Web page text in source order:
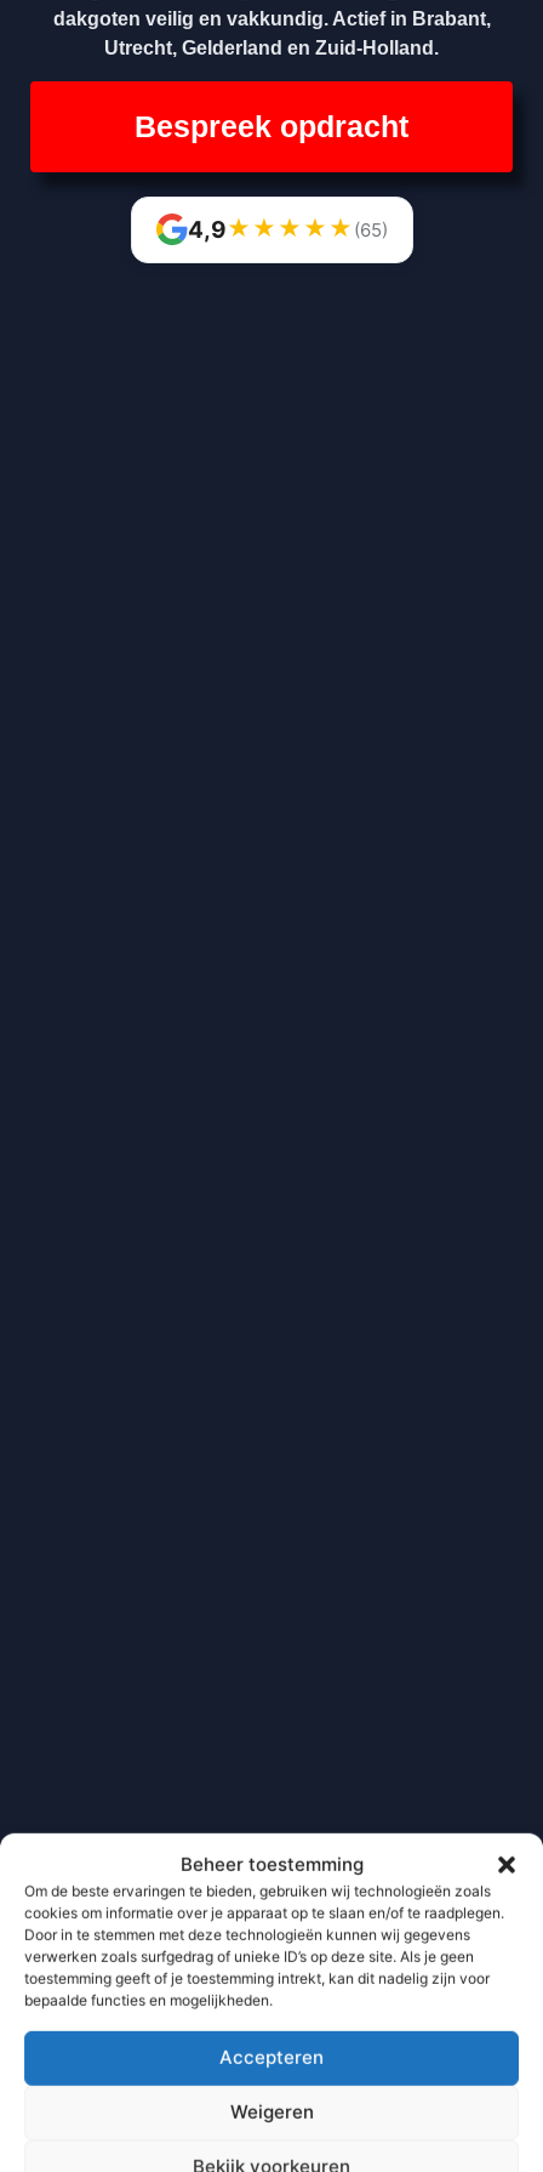
Beheer toestemming
Om de beste ervaringen te bieden, gebruiken wij technologieën zoals
cookies om informatie over je apparaat op te slaan en/of te raadplegen.
Door in te stemmen met deze technologieën kunnen wij gegevens
verwerken zoals surfgedrag of unieke ID’s op deze site. Als je geen
toestemming geeft of je toestemming intrekt, kan dit nadelig zijn voor
bepaalde functies en mogelijkheden.
Accepteren
Weigeren
Bekijk voorkeuren
dakgoten veilig en vakkundig. Actief in Brabant,
Utrecht, Gelderland en Zuid-Holland.
Bespreek opdracht
4,9★ ★ ★ ★ ★ (65)